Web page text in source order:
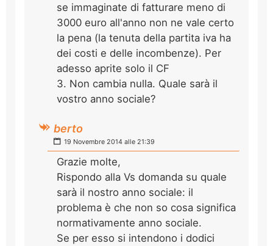
se immaginate di fatturare meno di
3000 euro all'anno non ne vale certo
la pena (la tenuta della partita iva ha
dei costi e delle incombenze). Per
adesso aprite solo il CF
3. Non cambia nulla. Quale sarà il
vostro anno sociale?
berto
19 Novembre 2014 alle 21:39
Grazie molte,
Rispondo alla Vs domanda su quale
sarà il nostro anno sociale: il
problema è che non so cosa significa
normativamente anno sociale.
Se per esso si intendono i dodici